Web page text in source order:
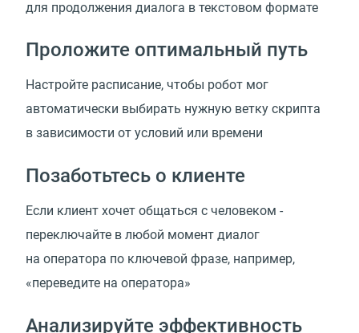
для продолжения диалога в текстовом формате
Проложите оптимальный путь
Настройте расписание, чтобы робот мог
автоматически выбирать нужную ветку скрипта
в зависимости от условий или времени
Позаботьтесь о клиенте
Если клиент хочет общаться с человеком -
переключайте в любой момент диалог
на оператора по ключевой фразе, например,
«переведите на оператора»
Анализируйте эффективность